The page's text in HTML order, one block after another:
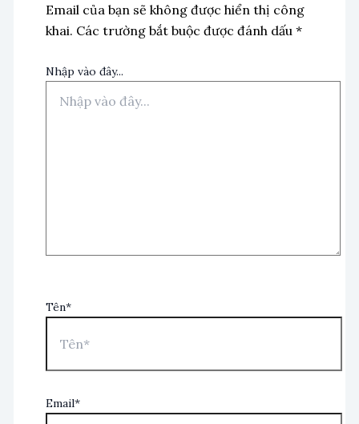
Email của bạn sẽ không được hiển thị công
khai. Các trường bắt buộc được đánh dấu *
Nhập vào đây...
Tên*
Email*